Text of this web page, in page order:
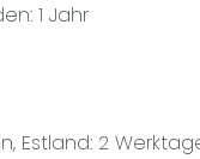
1 Jahr
Estland: 2